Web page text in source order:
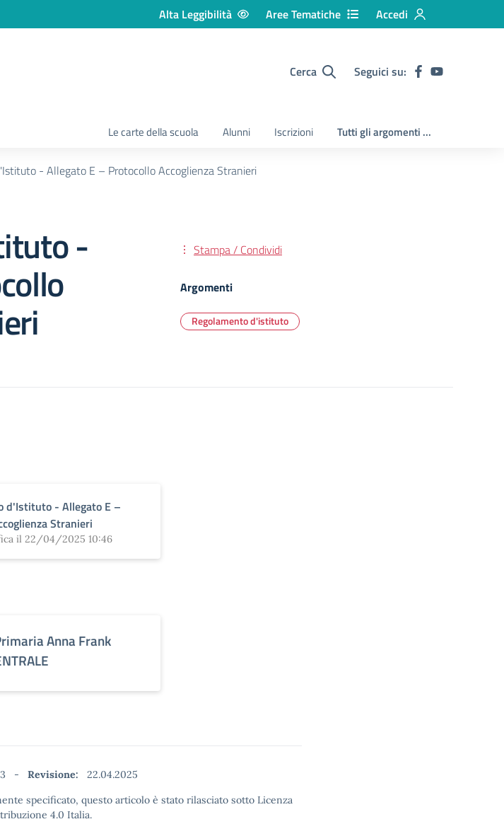
Alta Leggibilità Aree Tematiche Accedi
Cerca Seguici su:
Le carte della scuola Alunni Iscrizioni Tutti gli argomenti ...
- Allegato E – Protocollo Accoglienza Stranieri
- Stampa / Condividi
Argomenti
Regolamento d'istituto
d'Istituto - Allegato E –
Stranieri
il 22/04/2025 10:46
Anna Frank
- Revisione:
22.04.2025
specificato, questo articolo è stato rilasciato sotto Licenza
4.0 Italia.